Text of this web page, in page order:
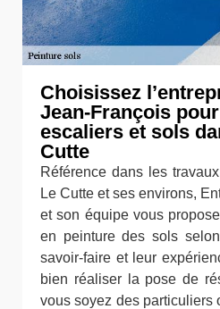
Choisissez
Jean-François
escaliers et sols
Cutte
Référence dans les
Le Cutte et ses environs,
et son équipe vous
en peinture des sols
savoir-faire et leur
bien réaliser la pose de
vous soyez des particuliers